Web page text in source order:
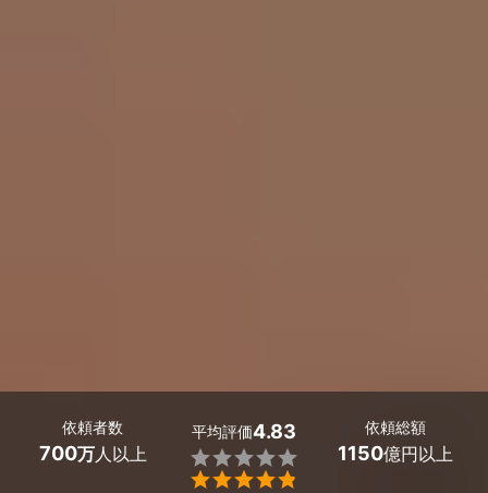
依頼者数
700万人以上
平均評価4.83


依頼総額
1150億円以上